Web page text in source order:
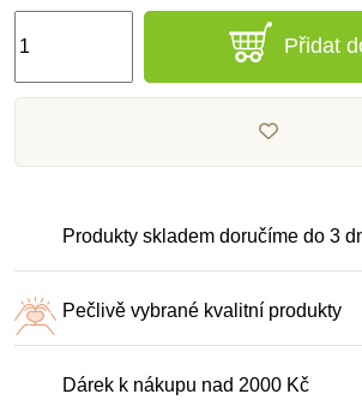
Přidat
Produkty skladem doručíme do 3
Pečlivě vybrané kvalitní produkty
Dárek k nákupu nad 2000 Kč